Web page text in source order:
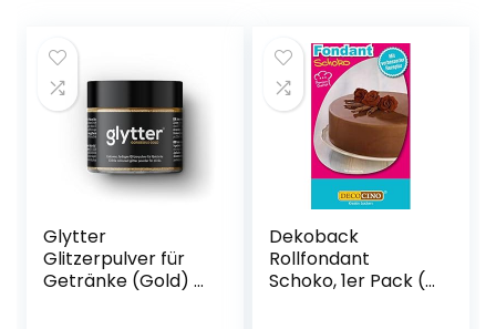
Glytter
Glitzerpulver für
Getränke (Gold) –
Dekoback
Rollfondant
Schoko, 1er Pack (1